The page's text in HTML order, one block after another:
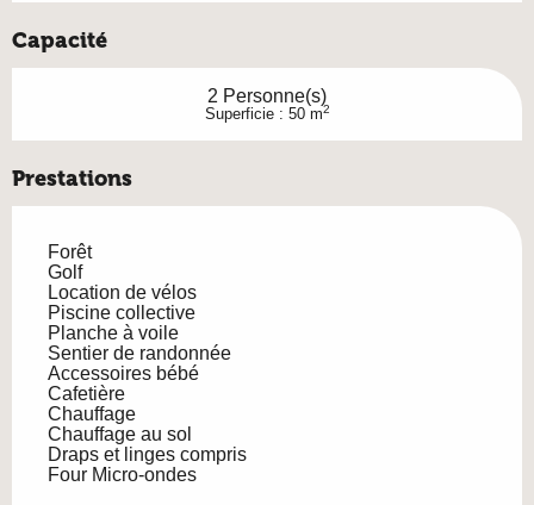
Capacité
2 Personne(s)
Superficie : 50 m2
Prestations
Forêt
Golf
Location de vélos
Piscine collective
Planche à voile
Sentier de randonnée
Accessoires bébé
Cafetière
Chauffage
Chauffage au sol
Draps et linges compris
Four Micro-ondes